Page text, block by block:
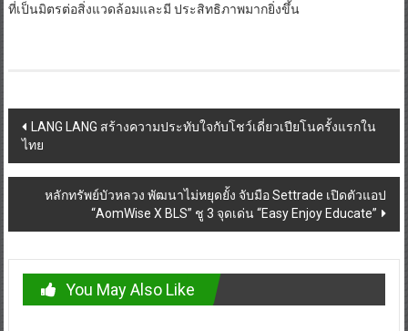
ที่เป็นมิตรต่อสิ่งแวดล้อมและมี ประสิทธิภาพมากยิ่งขึ้น
Post
navigation
LANG LANG สร้างความประทับใจกับโชว์เดี่ยวเปียโนครั้งแรกใน
ไทย
หลักทรัพย์บัวหลวง พัฒนาไม่หยุดยั้ง จับมือ Settrade เปิดตัวแอป
“AomWise X BLS” ชู 3 จุดเด่น “Easy Enjoy Educate”
You May Also Like